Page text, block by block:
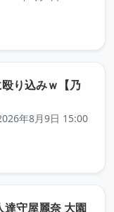
り込みｗ【乃
年8月9日 15:00
達守屋麗奈 大園